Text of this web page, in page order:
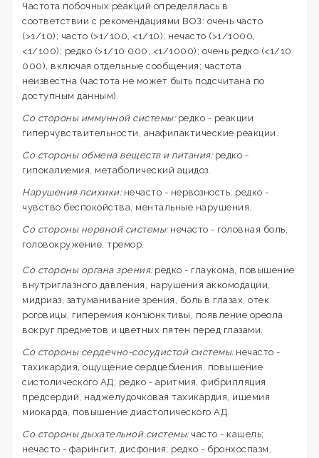
Частота побочных реакций определялась в
соответствии с рекомендациями ВОЗ: очень часто
(>1/10); часто (>1/100, <1/10); нечасто (>1/1000,
<1/100); редко (>1/10 000, <1/1000); очень редко (<1/10
000), включая отдельные сообщения; частота
неизвестна (частота не может быть подсчитана по
доступным данным).
Со стороны иммунной системы:редко - реакции
гиперчувствительности, анафилактические реакции.
Со стороны обмена веществ и питания:редко -
гипокалиемия, метаболический ацидоз.
Нарушения психики:нечасто - нервозность; редко -
чувство беспокойства, ментальные нарушения.
Со стороны нервной системы:нечасто - головная боль,
головокружение, тремор.
Со стороны органа зрения:редко - глаукома, повышение
внутриглазного давления, нарушения аккомодации,
мидриаз, затуманивание зрения, боль в глазах, отек
роговицы, гиперемия конъюнктивы, появление ореола
вокруг предметов и цветных пятен перед глазами.
Со стороны сердечно-сосудистой системы:нечасто -
тахикардия, ощущение сердцебиения, повышение
систолического АД; редко - аритмия, фибрилляция
предсердий, наджелудочковая тахикардия, ишемия
миокарда, повышение диастолического АД.
Со стороны дыхательной системы:часто - кашель;
нечасто - фарингит, дисфония; редко - бронхоспазм,